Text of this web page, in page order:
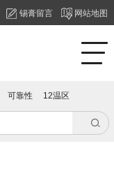
锡膏留言 网站地图
可靠性 12温区
